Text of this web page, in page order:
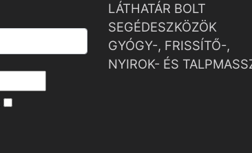
LÁTHATÁR BOLT
SEGÉDESZKÖZÖK
GYÓGY-, FRISSÍTŐ-,
NYIROK- ÉS